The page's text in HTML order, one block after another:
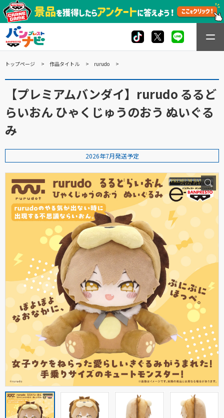
トップページ 作品タイトル rurudo
【プレミアムバンダイ】rurudo るるど
らいおん ひゃくじゅうのおう ぬいぐる
み
2026年7月発送予定